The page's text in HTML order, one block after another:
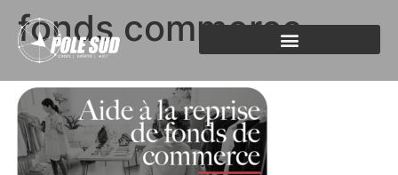
fonds commerce